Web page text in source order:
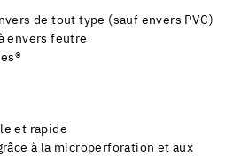
de tout type (sauf envers PVC)
envers feutre
et rapide
à la microperforation et aux